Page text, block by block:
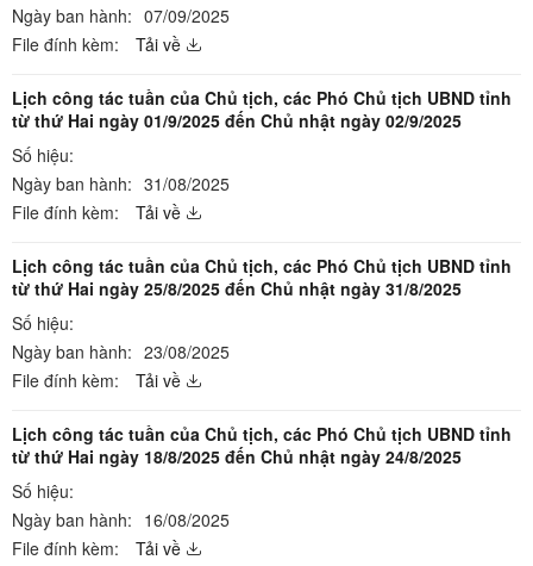
Ngày ban hành: 07/09/2025
File đính kèm:
Tải về
Lịch công tác tuần của Chủ tịch, các Phó Chủ tịch UBND tỉnh
từ thứ Hai ngày 01/9/2025 đến Chủ nhật ngày 02/9/2025
Số hiệu:
Ngày ban hành: 31/08/2025
File đính kèm:
Tải về
Lịch công tác tuần của Chủ tịch, các Phó Chủ tịch UBND tỉnh
từ thứ Hai ngày 25/8/2025 đến Chủ nhật ngày 31/8/2025
Số hiệu:
Ngày ban hành: 23/08/2025
File đính kèm:
Tải về
Lịch công tác tuần của Chủ tịch, các Phó Chủ tịch UBND tỉnh
từ thứ Hai ngày 18/8/2025 đến Chủ nhật ngày 24/8/2025
Số hiệu:
Ngày ban hành: 16/08/2025
File đính kèm:
Tải về